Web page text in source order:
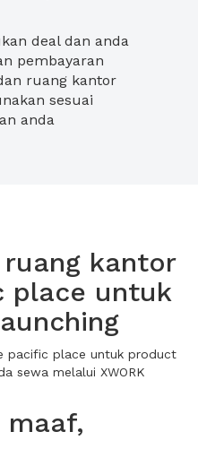
deal dan anda
pembayaran
ruang kantor
sesuai
anda
ruang kantor
place untuk
pacific place untuk product
sewa melalui XWORK
maaf,